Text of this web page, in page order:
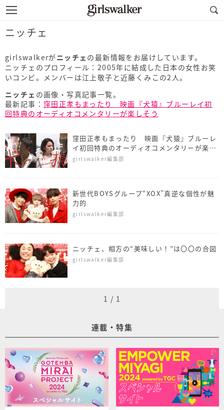
ニッチェ
girlswalkerがニッチェ の最新情報をお届けしています。
ニッチェのプロフィール：2005年に結成した日本の女性お笑
いコンビ。メンバーは江上敬子と近藤くみこの2人。
ニッチェ の画像・写真記事一覧。
最新記事： 窪田正孝もまったり 映画『犬猿』ブルーレイ初
回特典のオーディオコメンタリーが楽しそう
窪田正孝もまったり 映画『犬猿』ブルーレ
イ初回特典のオーディオコメンタリーが楽し
そう
girlswalker編集部
新世代BOYSグループ“XOX”真逆な個性が魅
力的
girlswalker編集部
ニッチェ、相方の“美味しい！”は〇〇の合図
girlswalker編集部
1 / 1
連載・特集